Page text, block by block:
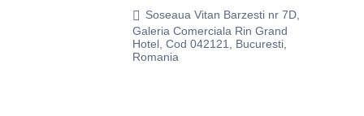
Soseaua Vitan Barzesti nr 7D,
Galeria Comerciala Rin Grand
Hotel, Cod 042121, Bucuresti,
Romania